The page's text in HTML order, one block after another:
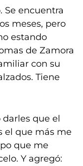
Se encuentra
meses, pero
estando
de Zamora
con su
Tiene
que el
el que más me
que me
Y agregó: